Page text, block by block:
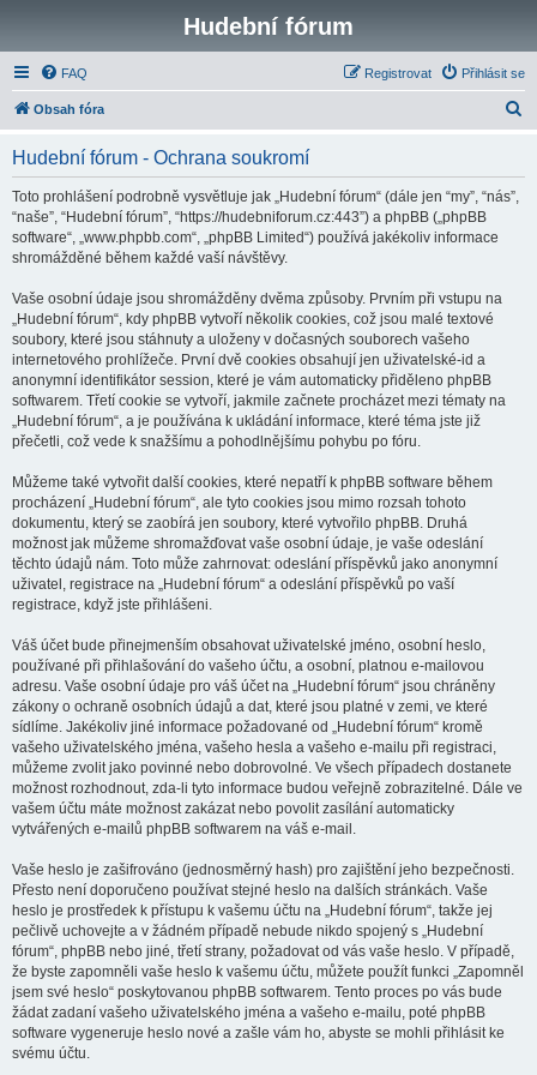
Hudební fórum
FAQ Přihlásit se
Registrovat
Obsah fóra
Hudební fórum - Ochrana soukromí
Toto prohlášení podrobně vysvětluje jak „Hudební fórum“ (dále jen “my”, “nás”,
“naše”, “Hudební fórum”, “https://hudebniforum.cz:443”) a phpBB („phpBB
software“, „www.phpbb.com“, „phpBB Limited“) používá jakékoliv informace
shromážděné během každé vaší návštěvy.
Vaše osobní údaje jsou shromážděny dvěma způsoby. Prvním při vstupu na
„Hudební fórum“, kdy phpBB vytvoří několik cookies, což jsou malé textové
soubory, které jsou stáhnuty a uloženy v dočasných souborech vašeho
internetového prohlížeče. První dvě cookies obsahují jen uživatelské-id a
anonymní identifikátor session, které je vám automaticky přiděleno phpBB
softwarem. Třetí cookie se vytvoří, jakmile začnete procházet mezi tématy na
„Hudební fórum“, a je používána k ukládání informace, které téma jste již
přečetli, což vede k snažšímu a pohodlnějšímu pohybu po fóru.
Můžeme také vytvořit další cookies, které nepatří k phpBB software během
procházení „Hudební fórum“, ale tyto cookies jsou mimo rozsah tohoto
dokumentu, který se zaobírá jen soubory, které vytvořilo phpBB. Druhá
možnost jak můžeme shromažďovat vaše osobní údaje, je vaše odeslání
těchto údajů nám. Toto může zahrnovat: odeslání příspěvků jako anonymní
uživatel, registrace na „Hudební fórum“ a odeslání příspěvků po vaší
registrace, když jste přihlášeni.
Váš účet bude přinejmenším obsahovat uživatelské jméno, osobní heslo,
používané při přihlašování do vašeho účtu, a osobní, platnou e-mailovou
adresu. Vaše osobní údaje pro váš účet na „Hudební fórum“ jsou chráněny
zákony o ochraně osobních údajů a dat, které jsou platné v zemi, ve které
sídlíme. Jakékoliv jiné informace požadované od „Hudební fórum“ kromě
vašeho uživatelského jména, vašeho hesla a vašeho e-mailu při registraci,
můžeme zvolit jako povinné nebo dobrovolné. Ve všech případech dostanete
možnost rozhodnout, zda-li tyto informace budou veřejně zobrazitelné. Dále ve
vašem účtu máte možnost zakázat nebo povolit zasílání automaticky
vytvářených e-mailů phpBB softwarem na váš e-mail.
Vaše heslo je zašifrováno (jednosměrný hash) pro zajištění jeho bezpečnosti.
Přesto není doporučeno používat stejné heslo na dalších stránkách. Vaše
heslo je prostředek k přístupu k vašemu účtu na „Hudební fórum“, takže jej
pečlivě uchovejte a v žádném případě nebude nikdo spojený s „Hudební
fórum“, phpBB nebo jiné, třetí strany, požadovat od vás vaše heslo. V případě,
že byste zapomněli vaše heslo k vašemu účtu, můžete použít funkci „Zapomněl
jsem své heslo“ poskytovanou phpBB softwarem. Tento proces po vás bude
žádat zadaní vašeho uživatelského jména a vašeho e-mailu, poté phpBB
software vygeneruje heslo nové a zašle vám ho, abyste se mohli přihlásit ke
svému účtu.